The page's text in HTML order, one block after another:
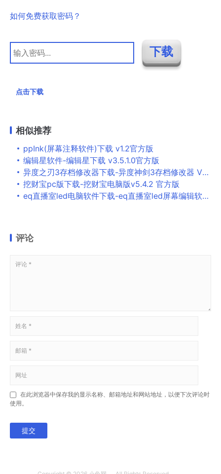
如何免费获取密码？
点击下载
相似推荐
ppInk(屏幕注释软件)下载 v1.2官方版
编辑星软件-编辑星下载 v3.5.1.0官方版
异度之刃3存档修改器下载-异度神剑3存档修改器 V1.0 最新版
挖财宝pc版下载-挖财宝电脑版v5.4.2 官方版
eq直播室led电脑软件下载-eq直播室led屏幕编辑软件v8.1 官方版
评论
在此浏览器中保存我的显示名称、邮箱地址和网站地址，以便下次评论时
使用。
提交